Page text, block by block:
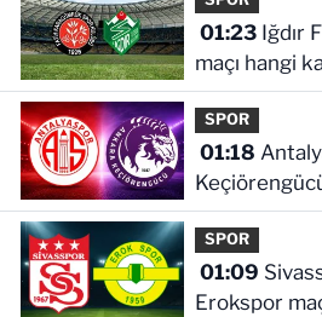
01:23Iğdır FK Fatih Karagümrük
maçı hangi
SPOR
01:18
saat kaçta
SPOR
01:09
Erokspor